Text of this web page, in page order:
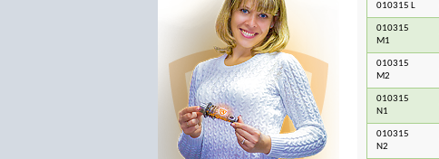
010315 L
010315
M1
010315
M2
010315
N1
010315
N2